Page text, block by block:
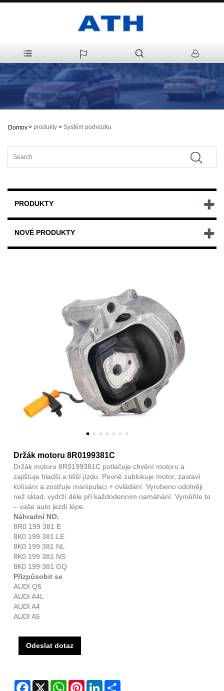
Domov> produkty > Systém podvozku
PRODUKTY
NOVÉ PRODUKTY
Držák motoru 8R0199381C
Držák motoru 8R0199381C potlačuje chvění motoru a
zajišťuje hladší a tišší jízdu. Pevně ​​zablokuje motor, zastaví
kolísání a zostřuje manipulaci + ovládání. Vyrobeno odolněji
než sklad, vydrží déle při každodenním namáhání. Vyměňte to
– vaše auto jezdí lépe.
Náhradní NO.
8R0 199 381 E
8K0 199 381 LE
8K0 199 381 NL
8K0 199 381 NS
8K0 199 381 GQ
Přizpůsobit se
AUDI Q5
AUDI A4L
AUDI A4
AUDI A5
Odeslat dotaz
Facebook
X WhatsAppPinterestLinkedIn